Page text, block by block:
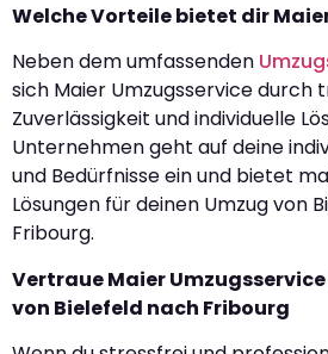
Welche Vorteile bietet dir
Neben dem umfassenden
sich Maier Umzugsservice durch
Zuverlässigkeit und individuelle
Unternehmen geht auf deine
und Bedürfnisse ein und bietet
Lösungen für deinen Umzug von
Fribourg.
Vertraue Maier
von Bielefeld nach Fribourg